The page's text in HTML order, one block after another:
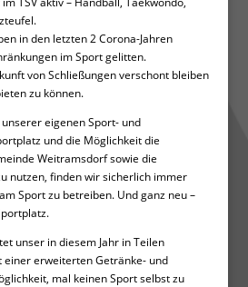
in den letzten 2 Corona-Jahren
im Sport gelitten.
von Schließungen verschont bleiben
zu können.
eigenen Sport- und
und die Möglichkeit die
Weitramsdorf sowie die
nutzen, finden wir sicherlich immer
Sport zu betreiben. Und ganz neu –
unser in diesem Jahr in Teilen
erweiterten Getränke- und
mal keinen Sport selbst zu